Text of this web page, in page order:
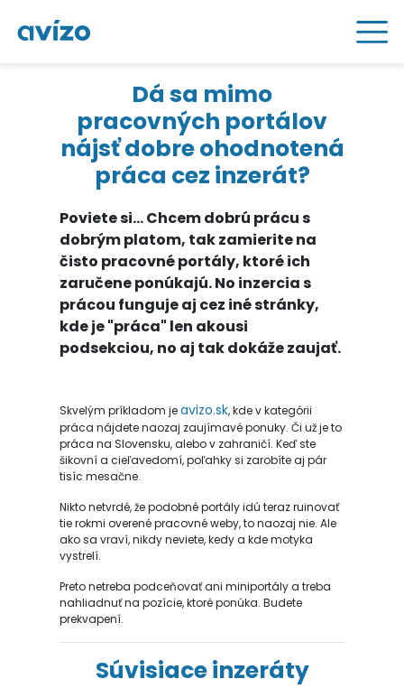
Dá sa mimo
pracovných portálov
nájsť dobre ohodnotená
práca cez inzerát?
Poviete si... Chcem dobrú prácu s
dobrým platom, tak zamierite na
čisto pracovné portály, ktoré ich
zaručene ponúkajú. No inzercia s
prácou funguje aj cez iné stránky,
kde je "práca" len akousi
podsekciou, no aj tak dokáže zaujať.
Skvelým príkladom jeavizo.sk, kde v kategórii
práca nájdete naozaj zaujímavé ponuky. Či už je to
práca na Slovensku, alebo v zahraničí. Keď ste
šikovní a cieľavedomí, poľahky si zarobíte aj pár
tisíc mesačne.
Nikto netvrdé, že podobné portály idú teraz ruinovať
tie rokmi overené pracovné weby, to naozaj nie. Ale
ako sa vraví, nikdy neviete, kedy a kde motyka
vystrelí.
Preto netreba podceňovať ani miniportály a treba
nahliadnuť na pozície, ktoré ponúka. Budete
prekvapení.
Súvisiace inzeráty